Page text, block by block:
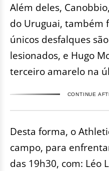
Além deles,
do Uruguai, também
únicos desfalques
lesionados, e Hugo
terceiro amarelo na
CONTINUE
Desta forma, o
campo, para
das 19h30, com: Léo